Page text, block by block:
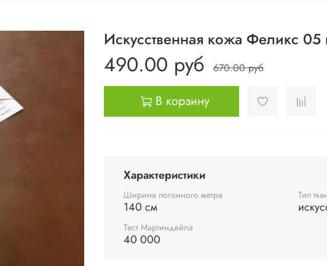
Искусственная кожа Феликс
490.00 руб 670.00 руб
В корзину
Характеристики
Ширина погонного метра
140 см
Тип
Тест Мартиндейла
40 000